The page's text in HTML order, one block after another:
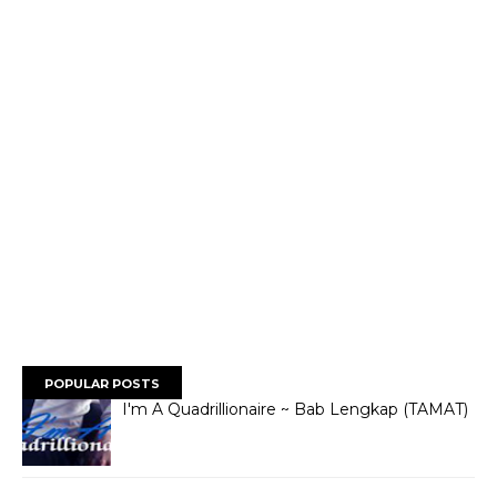
POPULAR POSTS
I'm A Quadrillionaire ~ Bab Lengkap (TAMAT)